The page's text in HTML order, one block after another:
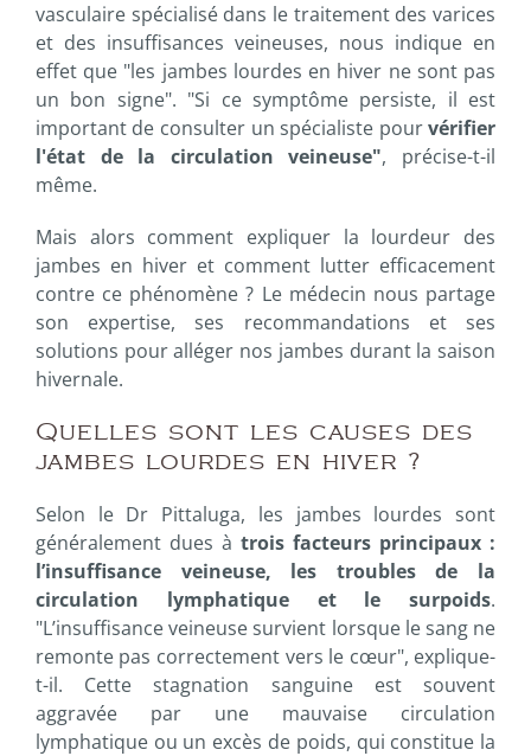
vasculaire spécialisé dans le traitement des varices
et des insuffisances veineuses, nous indique en
effet que "les jambes lourdes en hiver ne sont pas
un bon signe". "Si ce symptôme persiste, il est
important de consulter un spécialiste pourvérifier
l'état de la circulation veineuse", précise-t-il
même.
Mais alors comment expliquer la lourdeur des
jambes en hiver et comment lutter efficacement
contre ce phénomène ? Le médecin nous partage
son expertise, ses recommandations et ses
solutions pour alléger nos jambes durant la saison
hivernale.
Quelles sont les causes des
jambes lourdes en hiver ?
Selon le Dr Pittaluga, les jambes lourdes sont
généralement dues à trois facteurs principaux :
l’insuffisance veineuse, les troubles de la
circulation lymphatique et le surpoids.
"L’insuffisance veineuse survient lorsque le sang ne
remonte pas correctement vers le cœur", explique-
t-il. Cette stagnation sanguine est souvent
aggravée par une mauvaise circulation
lymphatique ou un excès de poids, qui constitue la